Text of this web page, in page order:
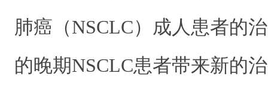
肺癌（NSCLC）成人患者的
的晚期NSCLC患者带来新的